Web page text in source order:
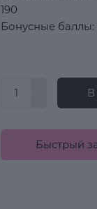
190
Бонусные баллы:
Быстрый